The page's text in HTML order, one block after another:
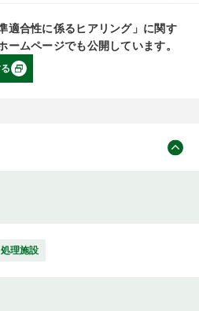
適合性に係るヒアリング」に関す
ームページでも公開しています。
理施設